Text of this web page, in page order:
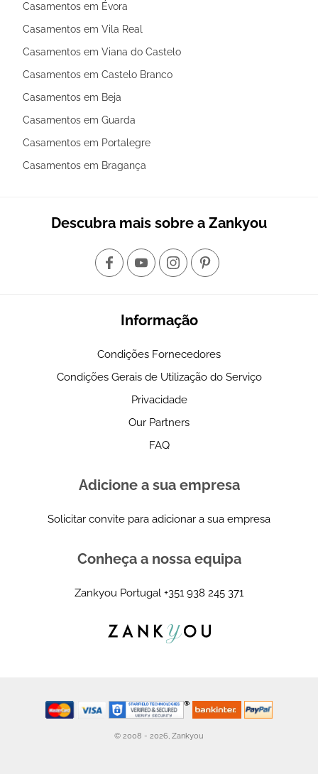
Casamentos em Évora
Casamentos em Vila Real
Casamentos em Viana do Castelo
Casamentos em Castelo Branco
Casamentos em Beja
Casamentos em Guarda
Casamentos em Portalegre
Casamentos em Bragança
Descubra mais sobre a Zankyou
Informação
Condições Fornecedores
Condições Gerais de Utilização do Serviço
Privacidade
Our Partners
FAQ
Adicione a sua empresa
Solicitar convite para adicionar a sua empresa
Conheça a nossa equipa
Zankyou Portugal +351 938 245 371
© 2008 - 2026, Zankyou